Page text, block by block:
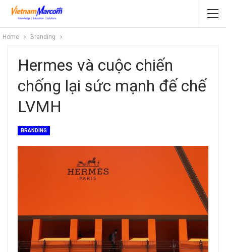
Home Branding
Hermes và cuộc chiến
chống lại sức mạnh đế chế
LVMH
BRANDING